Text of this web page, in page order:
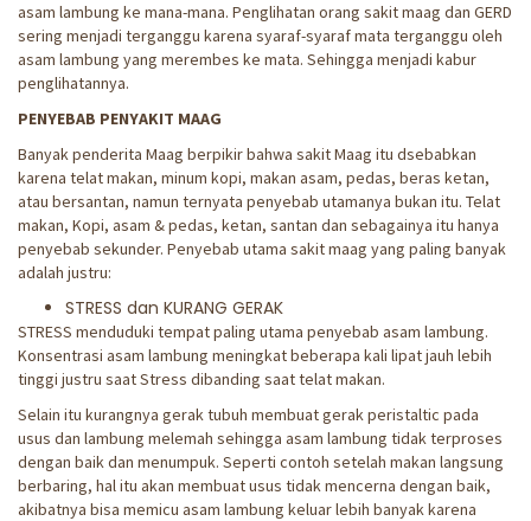
asam lambung ke mana-mana. Penglihatan orang sakit maag dan GERD
sering menjadi terganggu karena syaraf-syaraf mata terganggu oleh
asam lambung yang merembes ke mata. Sehingga menjadi kabur
penglihatannya.
PENYEBAB PENYAKIT MAAG
Banyak penderita Maag berpikir bahwa sakit Maag itu dsebabkan
karena telat makan, minum kopi, makan asam, pedas, beras ketan,
atau bersantan, namun ternyata penyebab utamanya bukan itu. Telat
makan, Kopi, asam & pedas, ketan, santan dan sebagainya itu hanya
penyebab sekunder. Penyebab utama sakit maag yang paling banyak
adalah justru:
STRESS dan KURANG GERAK
STRESS menduduki tempat paling utama penyebab asam lambung.
Konsentrasi asam lambung meningkat beberapa kali lipat jauh lebih
tinggi justru saat Stress dibanding saat telat makan.
Selain itu kurangnya gerak tubuh membuat gerak peristaltic pada
usus dan lambung melemah sehingga asam lambung tidak terproses
dengan baik dan menumpuk. Seperti contoh setelah makan langsung
berbaring, hal itu akan membuat usus tidak mencerna dengan baik,
akibatnya bisa memicu asam lambung keluar lebih banyak karena